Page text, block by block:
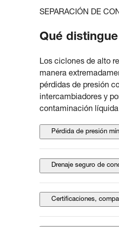
SEPARACIÓN DE
Qué
Los ciclones de alto
manera
pérdidas de presión
intercambiadores y
contaminación
Pérdida de presión
Drenaje seguro de
Certificaciones,